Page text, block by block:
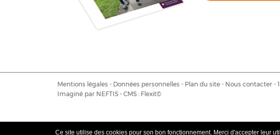
Ce site utilise des cookies pour son bon fonctionnement. Merci d'accepter leur
Mentions légales - Données personnelles - Plan du site - Nous contacter -
Imaginé par NEFTIS - CMS : Flexit©